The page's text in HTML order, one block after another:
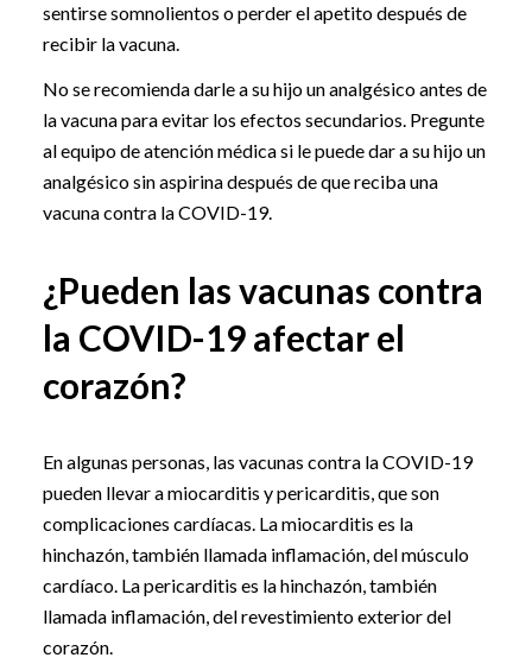
sentirse somnolientos o perder el apetito después de
recibir la vacuna.
No se recomienda darle a su hijo un analgésico antes de
la vacuna para evitar los efectos secundarios. Pregunte
al equipo de atención médica si le puede dar a su hijo un
analgésico sin aspirina después de que reciba una
vacuna contra la COVID-19.
¿Pueden las vacunas contra
la COVID-19 afectar el
corazón?
En algunas personas, las vacunas contra la COVID-19
pueden llevar a miocarditis y pericarditis, que son
complicaciones cardíacas. La miocarditis es la
hinchazón, también llamada inflamación, del músculo
cardíaco. La pericarditis es la hinchazón, también
llamada inflamación, del revestimiento exterior del
corazón.